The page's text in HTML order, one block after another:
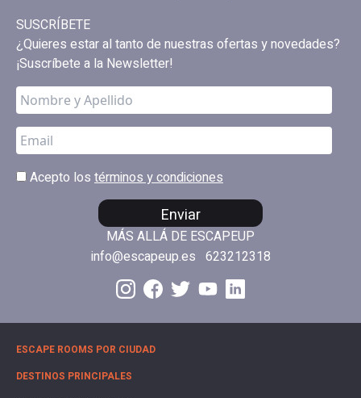
SUSCRÍBETE
¿Quieres estar al tanto de nuestras ofertas y novedades?
¡Suscríbete a la Newsletter!
Acepto los términos y condiciones
Enviar
MÁS ALLÁ DE ESCAPEUP
info@escapeup.es 623212318
ESCAPE ROOMS POR CIUDAD
DESTINOS PRINCIPALES